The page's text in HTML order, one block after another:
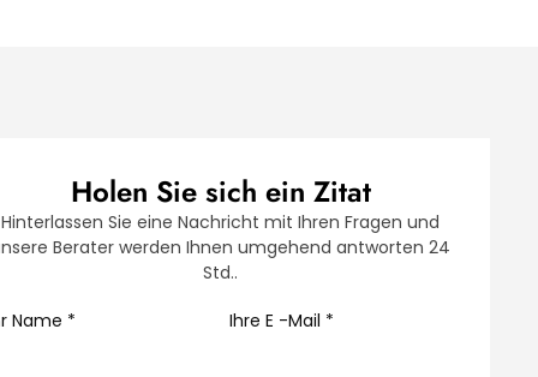
Holen Sie sich ein Zitat
Hinterlassen Sie eine Nachricht mit Ihren Fragen und
Berater werden Ihnen umgehend antworten 24
Std..
Name * Ihre E -Mail *